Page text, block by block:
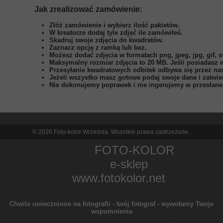
Jak zrealizować zamówienie:
Złóż zamówienie i wybierz ilość pakietów.
W kreatorze dodaj tyle zdjęć ile zamówiłeś.
Skadruj swoje zdjęcia do kwadratów.
Zaznacz opcję z ramką lub bez.
Możesz dodać zdjęcia w formatach png, jpeg, jpg, gif,
Maksymalny rozmiar zdjęcia to 20 MB. Jeśli
Przesyłanie kwadratowych odbitek odbywa się przez
Jeżeli wszystko masz gotowe podaj swoje dane i
Nie dokonujemy poprawek i nie ingerujemy w
FOTO-KOLOR
e-sklep
www.fotokolor.net
Chwile uwiecznione na fotografii - twój fotograf - wywołamy Twoje
wspomnienia
© 2026 Foto-kolor Września. Wszelkie prawa zastrzeżone.